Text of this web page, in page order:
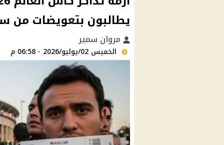
يطالبون بتعويضات من
مروان سمير
الخميس 02/يوليو/2026 - 06:58 م